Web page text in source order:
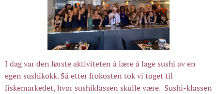
I dag var den første aktiviteten å lære å lage sushi av en
egen sushikokk. Så etter frokosten tok vi toget til
fiskemarkedet, hvor sushiklassen skulle være. Sushi-klassen